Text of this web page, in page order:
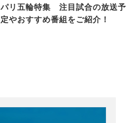
パリ五輪特集 注目試合の放送予
定やおすすめ番組をご紹介！